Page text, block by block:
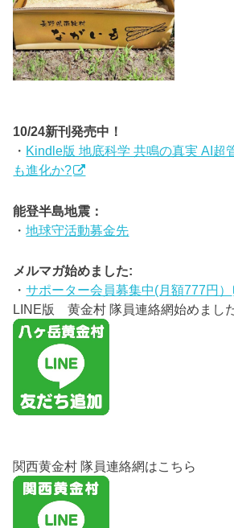
10/24新刊発売中！
・ Kindle版 地底科学 共鳴の真実 AI超
も進化か?
能登半島地震：
・地球守活動募金先
メルマガ始めました:
・サポーター会員募集中(月額777円）
LINE版 黄金村 隊員連絡網始めました
関西黄金村 隊員連絡網はこちら